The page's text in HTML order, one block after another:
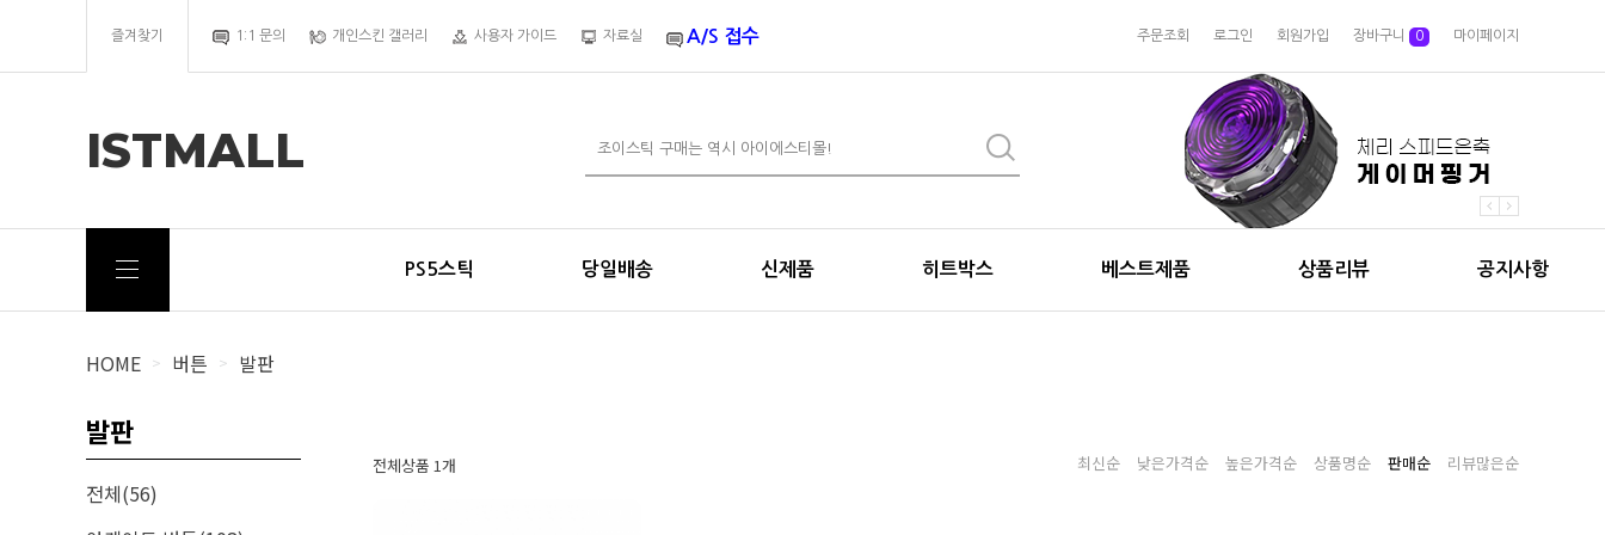
즐겨찾기 1:1 문의 개인스킨 갤러리 사용자 가이드 자료실 A/S 접수 주문조회 로그인 회원가입 장바구니 0 마이페이지
ISTMALL
PS5스틱 당일배송 신제품 히트박스 베스트제품 상품리뷰 공지사항
HOME > 버튼 > 발판
발판
전체(56)
전체상품 1개 최신순 낮은가격순 높은가격순 상품명순 판매순 리뷰많은순